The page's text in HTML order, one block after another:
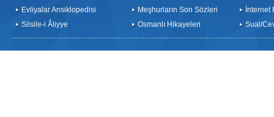
Evliyalar Ansiklopedisi
Silsile-i Âliyye
Meşhurların Son Sözleri
Osmanlı Hikayeleri
İnternet
Sual/